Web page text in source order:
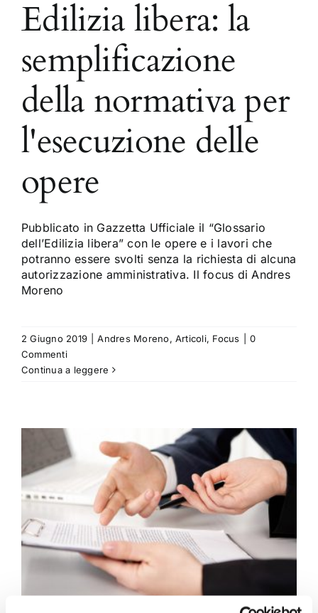
Edilizia libera: la
semplificazione
della normativa per
l'esecuzione delle
opere
Pubblicato in Gazzetta Ufficiale il “Glossario
dell’Edilizia libera” con le opere e i lavori che
potranno essere svolti senza la richiesta di alcuna
autorizzazione amministrativa. Il focus di Andres
Moreno
2 Giugno 2019 Andres Moreno, Articoli, Focus
0
Commenti
Continua a leggere